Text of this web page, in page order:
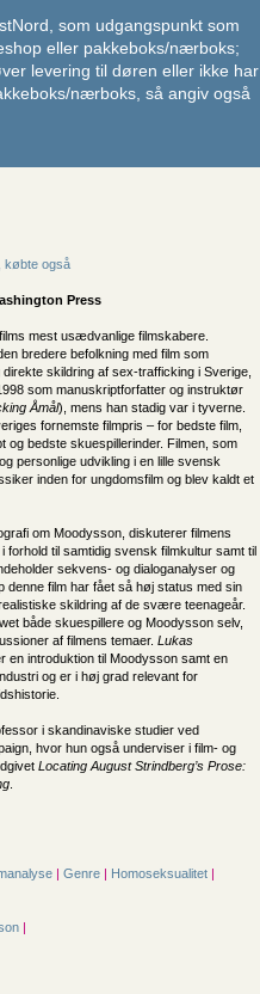
som udgangspunkt som
eller pakkeboks/nærboks;
levering til døren eller ikke har
nærboks, så angiv også
købte også
Press
mest usædvanlige filmskabere.
bredere befolkning med film som
skildring af sex-trafficking i Sverige,
som manuskriptforfatter og instruktør
Åmål), mens han stadig var i tyverne.
fornemste filmpris – for bedste film,
og bedste skuespillerinder. Filmen, som
personlige udvikling i en lille svensk
inden for ungdomsfilm og blev kaldt et
om Moodysson, diskuterer filmens
til samtidig svensk filmkultur samt til
sekvens- og dialoganalyser og
denne film har fået så høj status med sin
skildring af de svære teenageår.
både skuespillere og Moodysson selv,
af filmens temaer. Lukas
en introduktion til Moodysson samt en
og er i høj grad relevant for
i skandinaviske studier ved
hvor hun også underviser i film- og
Locating August Strindberg’s Prose:
| Genre | Homoseksualitet |
|